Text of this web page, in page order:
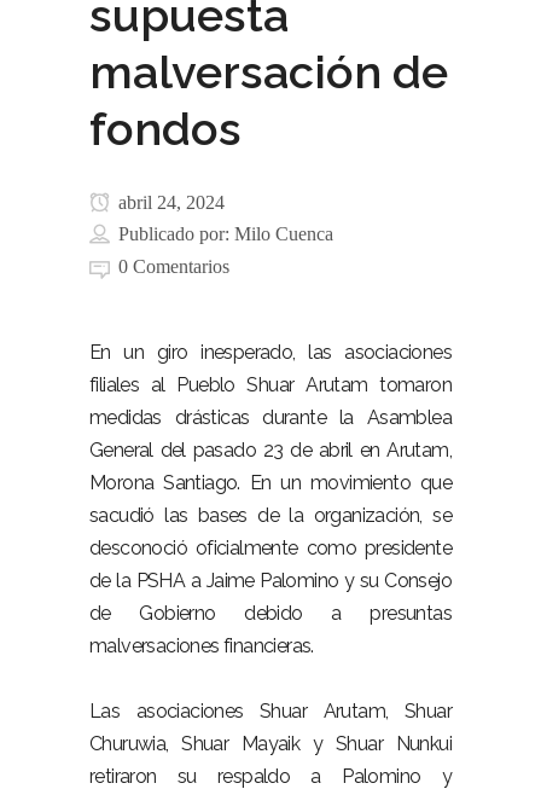
supuesta
malversación de
fondos
abril 24, 2024
Publicado por: Milo Cuenca
0 Comentarios
En un giro inesperado, las asociaciones
filiales al Pueblo Shuar Arutam tomaron
medidas drásticas durante la Asamblea
General del pasado 23 de abril en Arutam,
Morona Santiago. En un movimiento que
sacudió las bases de la organización, se
desconoció oficialmente como presidente
de la PSHA a Jaime Palomino y su Consejo
de Gobierno debido a presuntas
malversaciones financieras.
Las asociaciones Shuar Arutam, Shuar
Churuwia, Shuar Mayaik y Shuar Nunkui
retiraron su respaldo a Palomino y